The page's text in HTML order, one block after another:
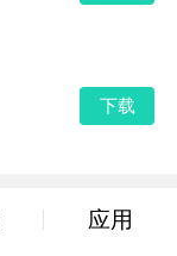
下载
应用